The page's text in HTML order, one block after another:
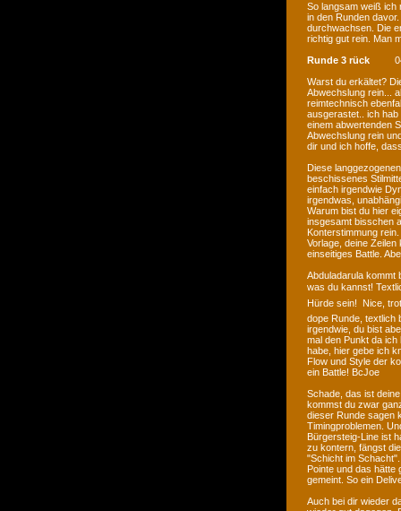
So langsam weiß ich
in den Runden
durchwachsen. Die
richtig gut rein. Man
Runde 3 rück
Warst du erkältet?
Abwechslung rein...
reimtechnisch
ausgerastet.. ich
einem abwertenden
Abwechslung rein
dir und ich hoffe,
Diese
beschissenes
einfach irgendwie
irgendwas,
Warum bist du hier
insgesamt bisschen
Konterstimmung
Vorlage, deine
einseitiges Battle.
Abduladarula kommt
was du kannst!
Hürde sein!  Nice,
dope Runde, textlich
irgendwie, du bist
mal den Punkt da
habe, hier gebe ich
Flow und Style der
ein Battle! BcJoe
Schade, das ist
kommst du zwar
dieser Runde sagen
Timingproblemen.
Bürgersteig-Line ist
zu kontern, fängst
"Schicht im
Pointe und das hätte
gemeint. So ein
Auch bei dir wieder